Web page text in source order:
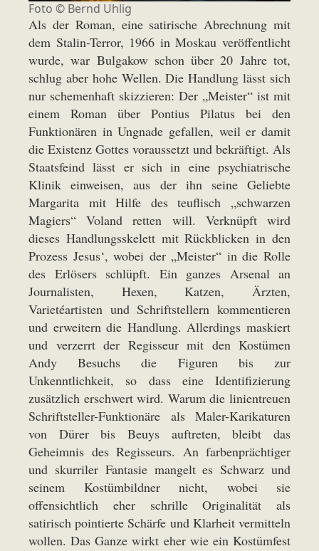
Foto © Bernd Uhlig
Als der Roman, eine satirische Abrechnung mit
dem Stalin-Terror, 1966 in Moskau veröffentlicht
wurde, war Bulgakow schon über 20 Jahre tot,
schlug aber hohe Wellen. Die Handlung lässt sich
nur schemenhaft skizzieren: Der „Meister“ ist mit
einem Roman über Pontius Pilatus bei den
Funktionären in Ungnade gefallen, weil er damit
die Existenz Gottes voraussetzt und bekräftigt. Als
Staatsfeind lässt er sich in eine psychiatrische
Klinik einweisen, aus der ihn seine Geliebte
Margarita mit Hilfe des teuflisch „schwarzen
Magiers“ Voland retten will. Verknüpft wird
dieses Handlungsskelett mit Rückblicken in den
Prozess Jesus‘, wobei der „Meister“ in die Rolle
des Erlösers schlüpft. Ein ganzes Arsenal an
Journalisten, Hexen, Katzen, Ärzten,
Varietéartisten und Schriftstellern kommentieren
und erweitern die Handlung. Allerdings maskiert
und verzerrt der Regisseur mit den Kostümen
Andy Besuchs die Figuren bis zur
Unkenntlichkeit, so dass eine Identifizierung
zusätzlich erschwert wird. Warum die linientreuen
Schriftsteller-Funktionäre als Maler-Karikaturen
von Dürer bis Beuys auftreten, bleibt das
Geheimnis des Regisseurs. An farbenprächtiger
und skurriler Fantasie mangelt es Schwarz und
seinem Kostümbildner nicht, wobei sie
offensichtlich eher schrille Originalität als
satirisch pointierte Schärfe und Klarheit vermitteln
wollen. Das Ganze wirkt eher wie ein Kostümfest